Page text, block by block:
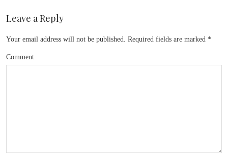
Leave a Reply
Your email address will not be published. Required fields are marked *
Comment